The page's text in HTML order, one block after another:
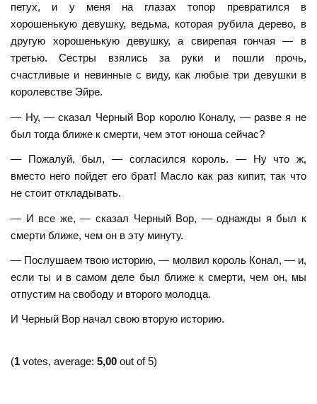
петух, и у меня на глазах топор превратился в
хорошенькую девушку, ведьма, которая рубила дерево, в
другую хорошенькую девушку, а свирепая гончая — в
третью. Сестры взялись за руки и пошли прочь,
счастливые и невинные с виду, как любые три девушки в
королевстве Эйре.
— Ну, — сказал Черный Вор королю Коналу, — разве я не
был тогда ближе к смерти, чем этот юноша сейчас?
— Пожалуй, был, — согласился король. — Ну что ж,
вместо него пойдет его брат! Масло как раз кипит, так что
не стоит откладывать.
— И все же, — сказал Черный Вор, — однажды я был к
смерти ближе, чем он в эту минуту.
— Послушаем твою историю, — молвил король Конал, — и,
если ты и в самом деле был ближе к смерти, чем он, мы
отпустим на свободу и второго молодца.
И Черный Вор начал свою вторую историю.
(1 votes, average:5,00 out of 5)